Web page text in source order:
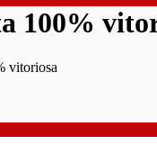
100%
vitoriosa